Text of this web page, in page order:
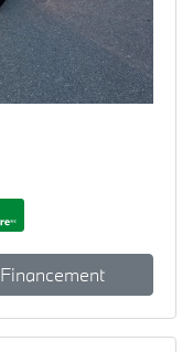
Financement